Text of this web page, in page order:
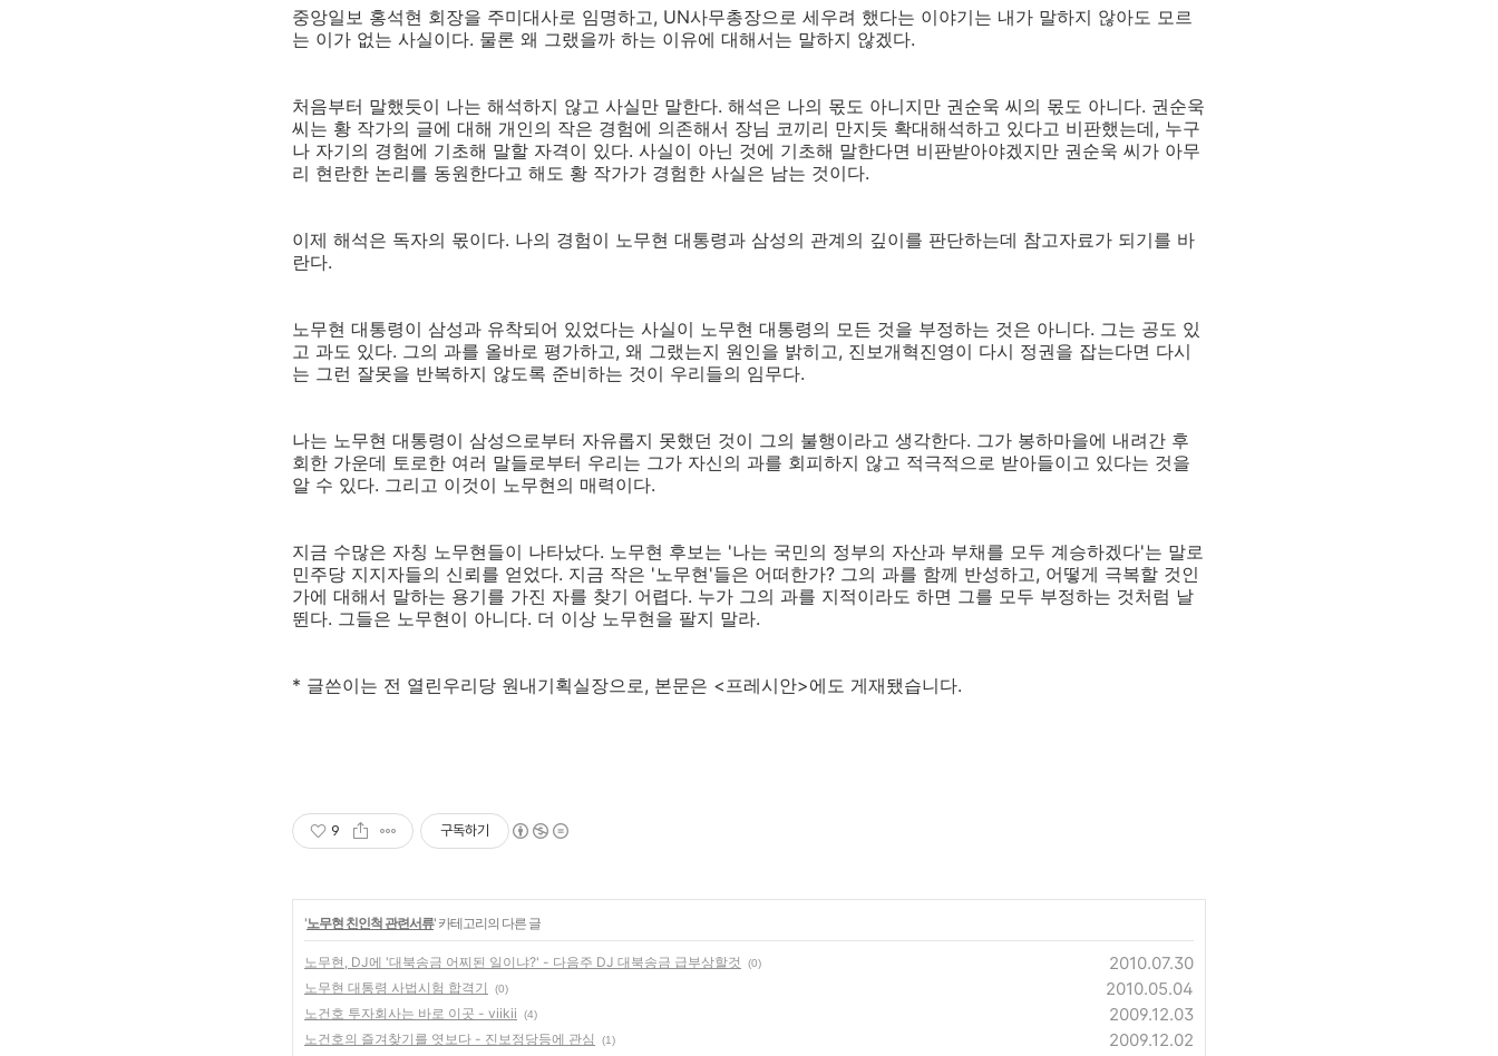
중앙일보 홍석현 회장을 주미대사로 임명하고, UN사무총장으로 세우려 했다는 이야기는 내가 말하지 않아도 모르
는 이가 없는 사실이다. 물론 왜 그랬을까 하는 이유에 대해서는 말하지 않겠다.
처음부터 말했듯이 나는 해석하지 않고 사실만 말한다. 해석은 나의 몫도 아니지만 권순욱 씨의 몫도 아니다. 권순욱
씨는 황 작가의 글에 대해 개인의 작은 경험에 의존해서 장님 코끼리 만지듯 확대해석하고 있다고 비판했는데, 누구
나 자기의 경험에 기초해 말할 자격이 있다. 사실이 아닌 것에 기초해 말한다면 비판받아야겠지만 권순욱 씨가 아무
리 현란한 논리를 동원한다고 해도 황 작가가 경험한 사실은 남는 것이다.
이제 해석은 독자의 몫이다. 나의 경험이 노무현 대통령과 삼성의 관계의 깊이를 판단하는데 참고자료가 되기를 바
란다.
노무현 대통령이 삼성과 유착되어 있었다는 사실이 노무현 대통령의 모든 것을 부정하는 것은 아니다. 그는 공도 있
고 과도 있다. 그의 과를 올바로 평가하고, 왜 그랬는지 원인을 밝히고, 진보개혁진영이 다시 정권을 잡는다면 다시
는 그런 잘못을 반복하지 않도록 준비하는 것이 우리들의 임무다.
나는 노무현 대통령이 삼성으로부터 자유롭지 못했던 것이 그의 불행이라고 생각한다. 그가 봉하마을에 내려간 후
회한 가운데 토로한 여러 말들로부터 우리는 그가 자신의 과를 회피하지 않고 적극적으로 받아들이고 있다는 것을
알 수 있다. 그리고 이것이 노무현의 매력이다.
지금 수많은 자칭 노무현들이 나타났다. 노무현 후보는 '나는 국민의 정부의 자산과 부채를 모두 계승하겠다'는 말로
민주당 지지자들의 신뢰를 얻었다. 지금 작은 '노무현'들은 어떠한가? 그의 과를 함께 반성하고, 어떻게 극복할 것인
가에 대해서 말하는 용기를 가진 자를 찾기 어렵다. 누가 그의 과를 지적이라도 하면 그를 모두 부정하는 것처럼 날
뛴다. 그들은 노무현이 아니다. 더 이상 노무현을 팔지 말라.
* 글쓴이는 전 열린우리당 원내기획실장으로, 본문은 <프레시안>에도 게재됐습니다.
9 구독하기
'노무현 친인척 관련서류' 카테고리의 다른 글
노무현, DJ에 '대북송금 어찌된 일이냐?' - 다음주 DJ 대북송금 급부상할것 (0) 2010.07.30
노무현 대통령 사법시험 합격기 (0) 2010.05.04
노건호 투자회사는 바로 이곳 - viikii (4) 2009.12.03
노건호의 즐겨찾기를 엿보다 - 진보정당등에 관심 (1)
2009.12.02